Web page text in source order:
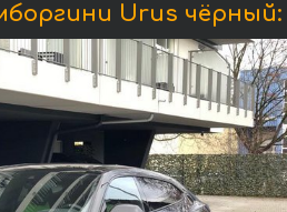
Urus чёрный: